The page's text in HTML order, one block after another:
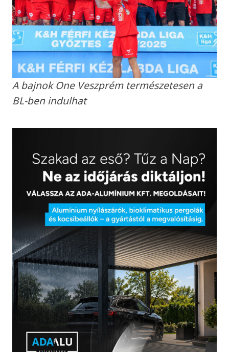
A bajnok One Veszprém természetesen a
BL-ben indulhat